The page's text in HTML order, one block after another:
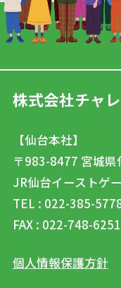
株式会社チャ
【仙台本社】
〒983-8477 宮城県
JR仙台イーストゲ
TEL : 022-385-
FAX : 022-748-6251
個人情報保護方針